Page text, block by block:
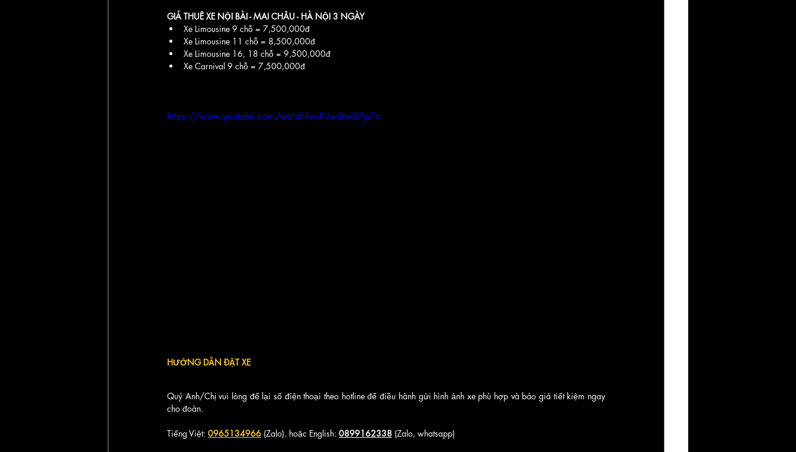
GIÁ THUÊ XE NỘI BÀI - MAI CHÂU - HÀ NỘI 3 NGÀY
Xe Limousine 9 chỗ = 7,500,000đ
Xe Limousine 11 chỗ = 8,500,000đ
Xe Limousine 16, 18 chỗ = 9,500,000đ
Xe Carnival 9 chỗ = 7,500,000đ
https://www.youtube.com/watch?v=PVwiXw87p7o
HƯỚNG DẪN ĐẶT XE
Quý Anh/Chị vui lòng để lại số điện thoại theo hotline để điều hành gửi hình ảnh xe phù hợp và báo giá tiết kiệm ngay
cho đoàn.
Tiếng Việt: 0965134966 (Zalo). hoặc English: 0899162338 (Zalo, whatsapp)